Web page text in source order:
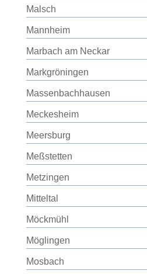
Malsch
Mannheim
Marbach am Neckar
Markgröningen
Massenbachhausen
Meckesheim
Meersburg
Meßstetten
Metzingen
Mitteltal
Möckmühl
Möglingen
Mosbach